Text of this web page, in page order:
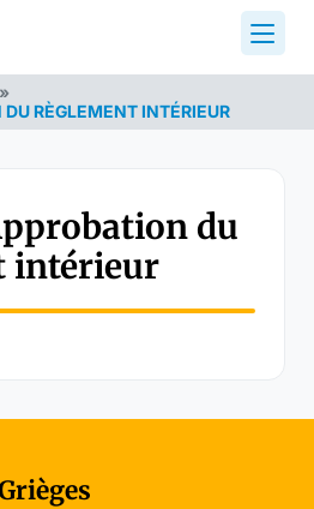
»
RÈGLEMENT INTÉRIEUR
du
intérieur